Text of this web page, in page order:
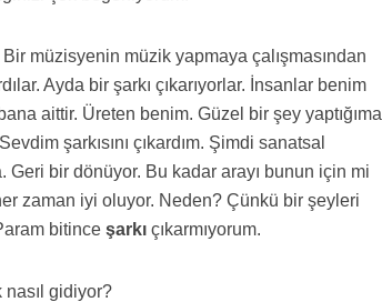
müzisyenin müzik yapmaya çalışmasından
Ayda bir şarkı çıkarıyorlar. İnsanlar benim
aittir. Üreten benim. Güzel bir şey yaptığıma
şarkısını çıkardım. Şimdi sanatsal
bir dönüyor. Bu kadar arayı bunun için mi
zaman iyi oluyor. Neden? Çünkü bir şeyleri
bitinceşarkı çıkarmıyorum.
nasıl gidiyor?